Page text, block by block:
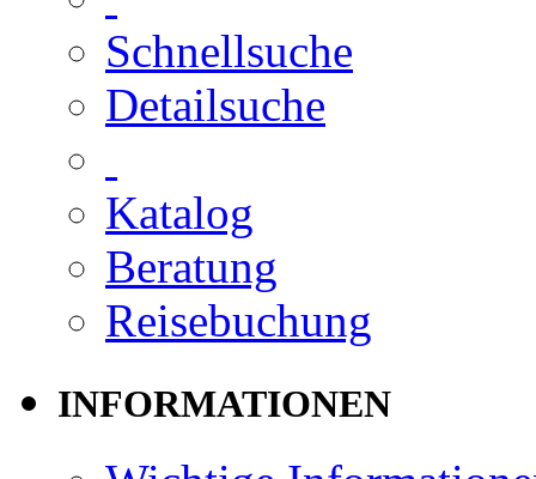
Schnellsuche
Detailsuche
Katalog
Beratung
Reisebuchung
INFORMATIONEN